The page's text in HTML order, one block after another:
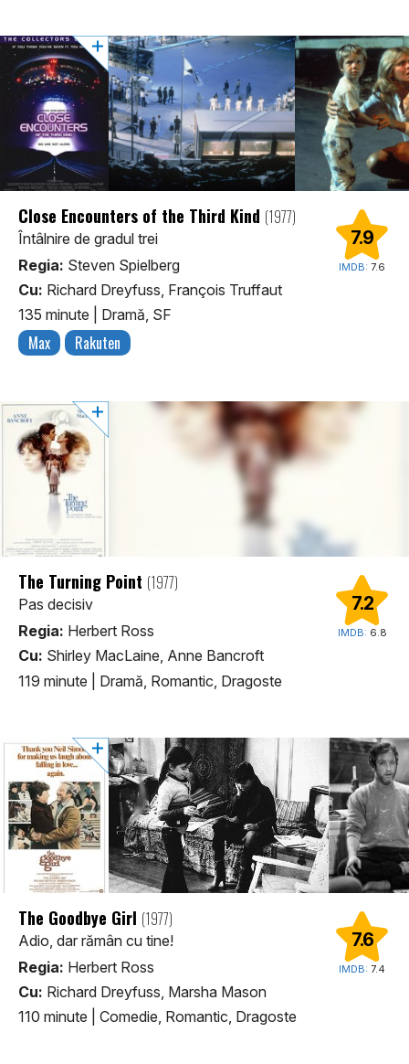
7.9
IMDB: 7.6
Close Encounters of the Third Kind (1977)
Întâlnire de gradul trei
Regia: Steven Spielberg
Cu: Richard Dreyfuss, François Truffaut
135 minute
Dramă, SF
Max Rakuten
7.2
IMDB: 6.8
The Turning Point (1977)
Pas decisiv
Regia: Herbert Ross
Cu: Shirley MacLaine, Anne Bancroft
119 minute
Dramă, Romantic, Dragoste
7.6
IMDB: 7.4
The Goodbye Girl (1977)
Adio, dar rămân cu tine!
Regia: Herbert Ross
Cu: Richard Dreyfuss, Marsha Mason
110 minute
Comedie, Romantic, Dragoste